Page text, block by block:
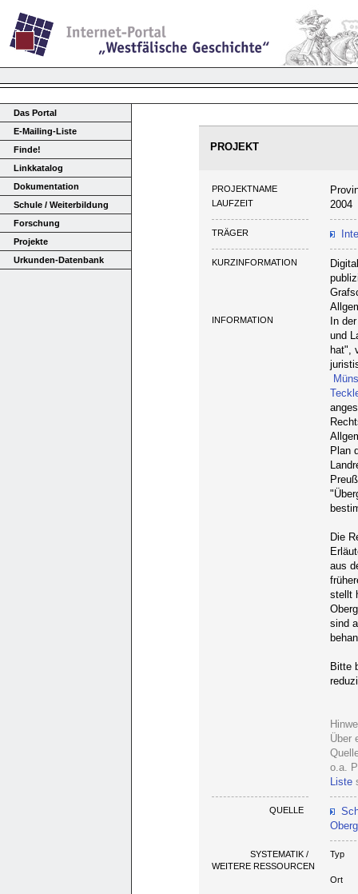
Das Portal
E-Mailing-Liste
Finde!
Linkkatalog
Dokumentation
Schule / Weiterbildung
Forschung
Projekte
Urkunden-Datenbank
PROJEKT
PROJEKTNAME
LAUFZEIT 2004
TRÄGER
KURZINFORMATION
INFORMATION
In
und
hat",
Plan
Die
aus
stellt
sind
Bitte
Über
o.a.
Liste
QUELLE
SYSTEMATIK /
WEITERE RESSOURCEN
Typ
Ort